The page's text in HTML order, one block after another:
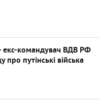
екс-командувач ВДВ РФ
про путінські війська